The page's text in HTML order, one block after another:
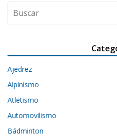
Ajedrez
Alpinismo
Atletismo
Automovilismo
Bádminton